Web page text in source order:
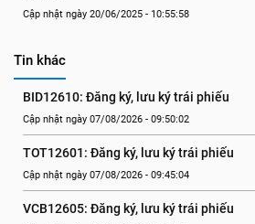
Cập nhật ngày 20/06/2025 - 10:55:58
Tin khác
BID12610: Đăng ký, lưu ký trái phiếu
Cập nhật ngày 07/08/2026 - 09:50:02
TOT12601: Đăng ký, lưu ký trái phiếu
Cập nhật ngày 07/08/2026 - 09:45:04
VCB12605: Đăng ký, lưu ký trái phiếu